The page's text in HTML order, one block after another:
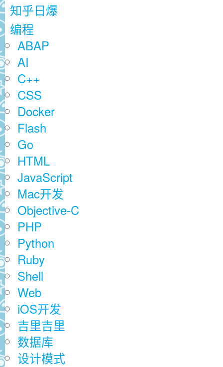
知乎日爆
编程
ABAP
AI
C++
CSS
Docker
Flash
Go
HTML
JavaScript
Mac开发
Objective-C
PHP
Python
Ruby
Shell
Web
iOS开发
吉里吉里
数据库
设计模式